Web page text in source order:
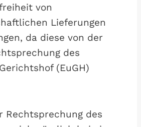
von
Lieferungen
da diese von der
des
(EuGH)
Rechtsprechung des